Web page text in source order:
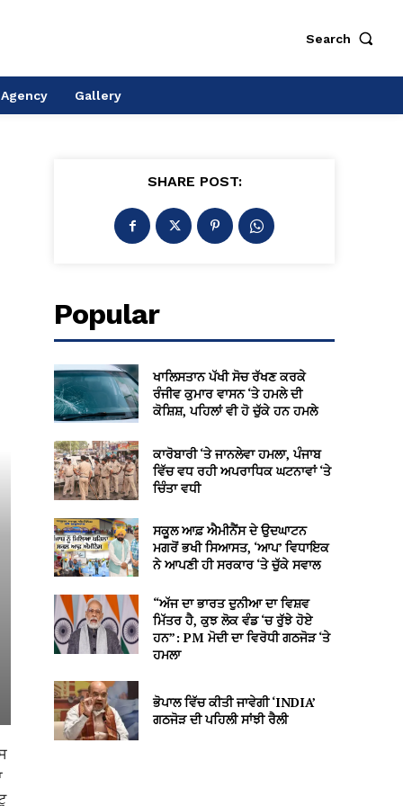
Search
Gallery
SHARE POST:
Popular
ਖਾਲਿਸਤਾਨ ਪੱਖੀ ਸੋਚ ਰੱਖਣ ਕਰਕੇ
ਰੰਜੀਵ ਕੁਮਾਰ ਵਾਸਨ ‘ਤੇ ਹਮਲੇ ਦੀ
ਕੋਸ਼ਿਸ਼, ਪਹਿਲਾਂ ਵੀ ਹੋ ਚੁੱਕੇ ਹਨ ਹਮਲੇ
ਕਾਰੋਬਾਰੀ ‘ਤੇ ਜਾਨਲੇਵਾ ਹਮਲਾ, ਪੰਜਾਬ
ਵਿੱਚ ਵਧ ਰਹੀ ਅਪਰਾਧਿਕ ਘਟਨਾਵਾਂ ‘ਤੇ
ਚਿੰਤਾ ਵਧੀ
ਸਕੂਲ ਆਫ਼ ਐਮੀਨੈਂਸ ਦੇ ਉਦਘਾਟਨ
ਮਗਰੋਂ ਭਖੀ ਸਿਆਸਤ, ‘ਆਪ’ ਵਿਧਾਇਕ
ਨੇ ਆਪਣੀ ਹੀ ਸਰਕਾਰ ‘ਤੇ ਚੁੱਕੇ ਸਵਾਲ
“ਅੱਜ ਦਾ ਭਾਰਤ ਦੁਨੀਆ ਦਾ ਵਿਸ਼ਵ
ਮਿੱਤਰ ਹੈ, ਕੁਝ ਲੋਕ ਵੰਡ ‘ਚ ਰੁੱਝੇ ਹੋਏ
ਹਨ”: PM ਮੋਦੀ ਦਾ ਵਿਰੋਧੀ ਗਠਜੋੜ ‘ਤੇ
ਹਮਲਾ
ਭੋਪਾਲ ਵਿੱਚ ਕੀਤੀ ਜਾਵੇਗੀ ‘INDIA’
ਗਠਜੋੜ ਦੀ ਪਹਿਲੀ ਸਾਂਝੀ ਰੈਲੀ